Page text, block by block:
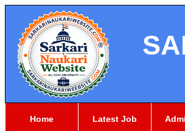
Home Latest Job